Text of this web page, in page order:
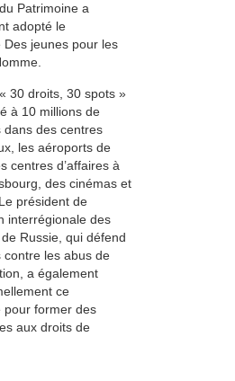
Patrimoine a
adopté le
Des jeunes pour les
30 droits, 30 spots »
à 10 millions de
dans des centres
les aéroports de
centres d’affaires à
des cinémas et
président de
interrégionale des
Russie, qui défend
contre les abus de
a également
ce
pour former des
aux droits de